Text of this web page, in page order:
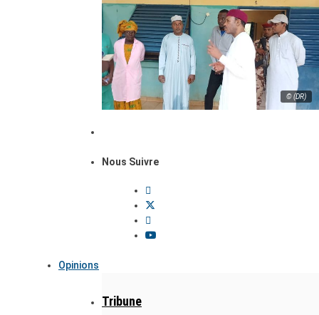
© (DR)
Nous Suivre
Opinions
Tribune